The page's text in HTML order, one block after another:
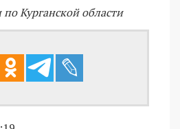
Курганской области